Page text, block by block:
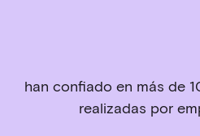
han confiado en más de
realizadas por